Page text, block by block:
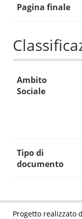
Pagina finale
Ambito
Sociale
Tipo di
documento
Progetto realizzato